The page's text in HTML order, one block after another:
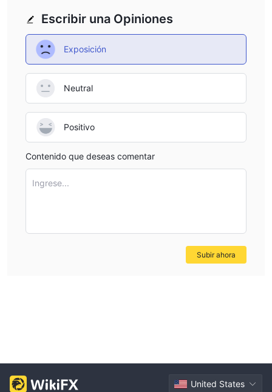
Escribir una Opiniones
Exposición
Neutral
Positivo
Contenido que deseas comentar
Ingrese...
Subir ahora
United States